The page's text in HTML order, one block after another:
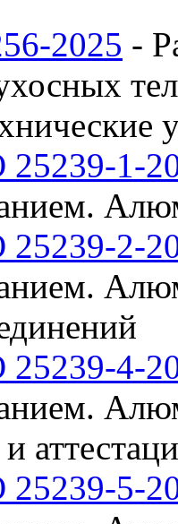
2025 -
1-
2-
4-
5-